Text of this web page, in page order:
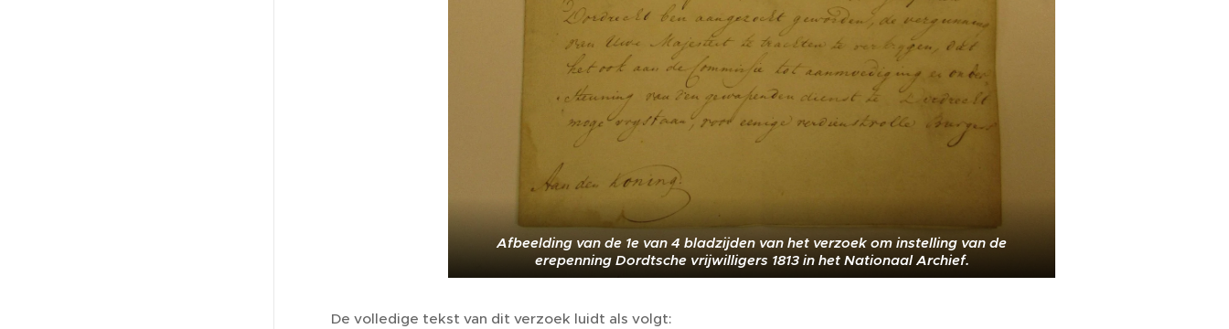
Afbeelding van de 1e van 4 bladzijden van het verzoek om instelling van de
erepenning Dordtsche vrijwilligers 1813 in het Nationaal Archief.
De volledige tekst van dit verzoek luidt als volgt: